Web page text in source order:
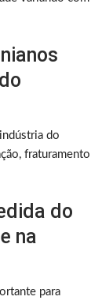
do
fraturamento
do
na
para